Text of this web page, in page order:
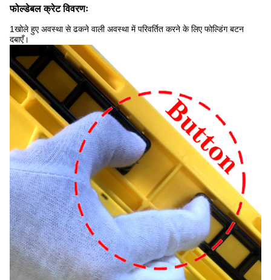
फोल्डेबल क्रेट विवरणः
1खोले हुए अवस्था से ढकने वाली अवस्था में परिवर्तित करने के लिए फोल्डिंग बटन
दबाएँ।